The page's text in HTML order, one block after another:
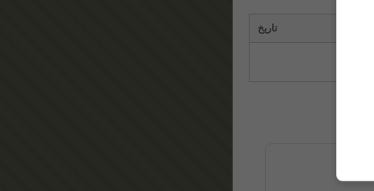
تاریخ